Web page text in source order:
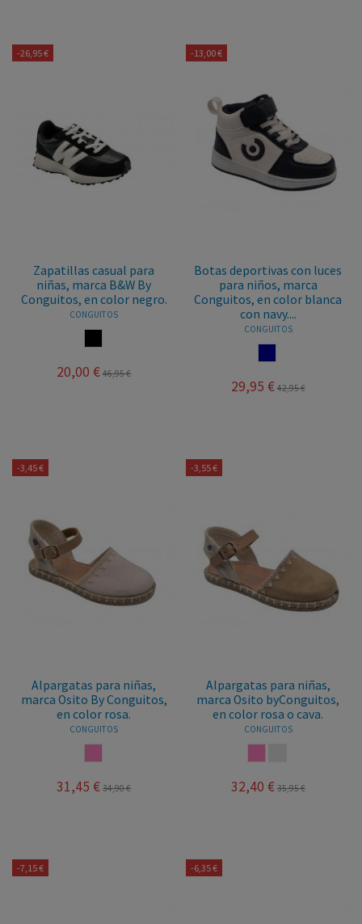
-26,95 €
Zapatillas casual para
niñas, marca B&W By
Conguitos, en color negro.
CONGUITOS
20,00 € 46,95 €
-13,00 €
Botas deportivas con luces
para niños, marca
Conguitos, en color blanca
con navy....
CONGUITOS
29,95 € 42,95 €
-3,45 €
Alpargatas para niñas,
marca Osito By Conguitos,
en color rosa.
CONGUITOS
31,45 € 34,90 €
-3,55 €
Alpargatas para niñas,
marca Osito byConguitos,
en color rosa o cava.
CONGUITOS
32,40 € 35,95 €
-7,15 € -6,35 €